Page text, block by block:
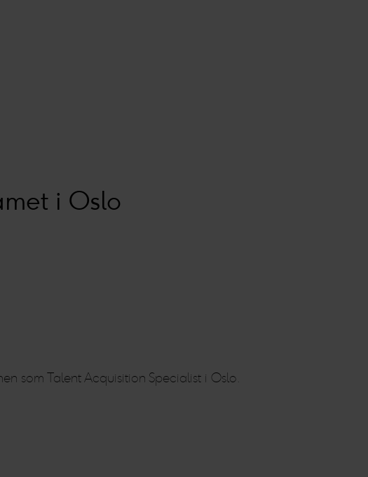
i Oslo
som Talent Acquisition Specialist i Oslo.